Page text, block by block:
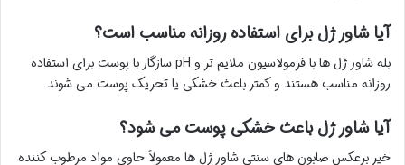
آیا شاور ژل برای استفاده روزانه مناسب است؟
بله شاور ژل ها با فرمولاسیون ملایم تر و pH سازگار با پوست برای استفاده
روزانه مناسب هستند و کمتر باعث خشکی یا تحریک پوست می شوند.
آیا شاور ژل باعث خشکی پوست می شود؟
خیر برعکس صابون های سنتی شاور ژل ها معمولاً حاوی مواد مرطوب کننده